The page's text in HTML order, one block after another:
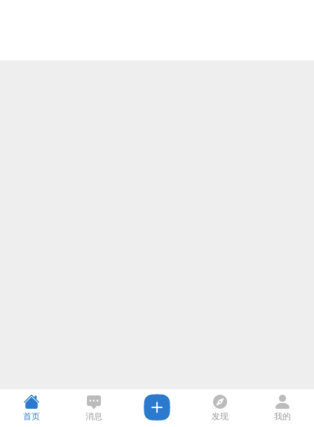
首页 消息 发现 我的